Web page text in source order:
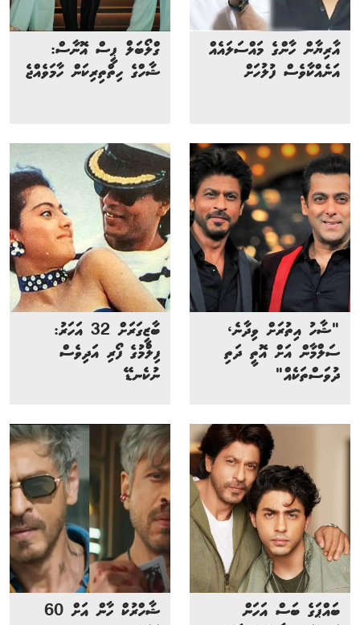
އާރިޔާން ހާންގެ މައްސަލައެއް
އަނެއްކާވެސް ފުލުހަށް
ގްލޯބަލް ޕީސް އޮނާސް:
ޝާހްގެ ހިތްތިރިކަން ހާމަވެއްޖެ
"ޝާހު އިތުރަށް ވިދާނެ،
ސަލްމާން އަށް އޮތީ ދަތި
ދުވަސްތަކެއް"
ބާޒީގަރަށް 32 އަހަރު:
ފިލްމުގެ ފޯރި އަދިވެސް
ނުކެނޑޭ
ބައްޕަގެ ބަސް އަހަން
ޝާހްރުކް ހާން އަށް 60